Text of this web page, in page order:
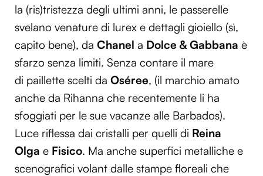
la (ris)tristezza degli ultimi anni, le passerelle
svelano venature di lurex e dettagli gioiello (sì,
capito bene), da Chanel a Dolce & Gabbana è
sfarzo senza limiti. Senza contare il mare
di paillette scelti da Oséree, (il marchio amato
anche da Rihanna che recentemente li ha
sfoggiati per le sue vacanze alle Barbados).
Luce riflessa dai cristalli per quelli di Reina
Olga e Fisico. Ma anche superfici metalliche e
scenografici volant dalle stampe floreali che